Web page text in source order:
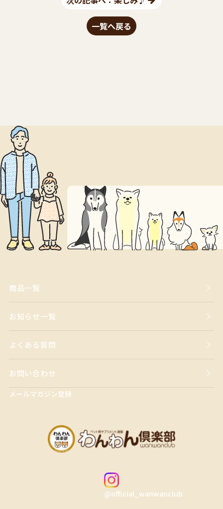
一覧へ戻る
商品一覧
お知らせ一覧
よくある質問
お問い合わせ
メールマガジン登録
@official_wanwanclub